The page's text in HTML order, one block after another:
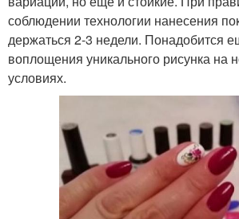
соблюдении технологии нанесения
держаться 2-3 недели. Понадобится
воплощения уникального рисунка на
условиях.